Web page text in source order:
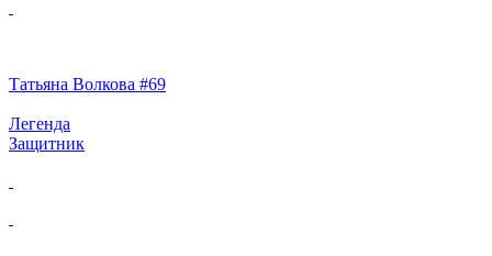
Татьяна Волкова #69
Легенда
Защитник